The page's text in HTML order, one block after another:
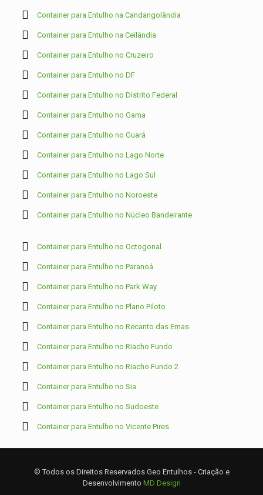
Container para Entulho na Candangolândia
Container para Entulho na Ceilândia
Container para Entulho no Cruzeiro
Container para Entulho no DF
Container para Entulho no Distrito Federal
Container para Entulho no Gama
Container para Entulho no Guará
Container para Entulho no Lago Norte
Container para Entulho no Lago Sul
Container para Entulho no Noroeste
Container para Entulho no Núcleo Bandeirante
Container para Entulho no Octogonal
Container para Entulho no Paranoá
Container para Entulho no Park Way
Container para Entulho no Plano Piloto
Container para Entulho no Recanto das Emas
Container para Entulho no Riacho Fundo
Container para Entulho no Riacho Fundo 2
Container para Entulho no Sia
Container para Entulho no Sudoeste
Container para Entulho no Vicente Pires
© Todos os Direitos Reservados Geo Entulhos - Criação e
Desenvolvimento MD Design